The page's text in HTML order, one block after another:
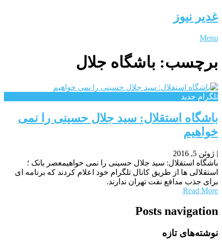
غدیر نیوز
Menu
برچسب: باشگاه جلال
تلگرام جدید
باشگاه استقلال: سید جلال حسینی را نمی
خواهیم
| ژوئن 5, 2016
باشگاه استقلال: سید جلال حسینی را نمی خواهیمعصر بانک ؛
استقلالی ها از طریق کانال تلگرام خود اعلام کردند که برنامه ای
برای جذب مدافع نفت تهران ندارند.
Read More
Posts navigation
نوشته‌های تازه